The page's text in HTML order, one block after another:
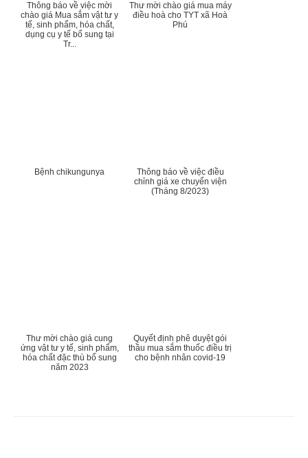
Thông báo về việc mời
chào giá Mua sắm vật tư y
tế, sinh phẩm, hóa chất,
dụng cụ y tế bổ sung tại
Tr...
Thư mời chào giá mua máy
điều hoà cho TYT xã Hoà
Phú
Bệnh chikungunya
Thông báo về việc điều
chỉnh giá xe chuyển viện
(Tháng 8/2023)
Thư mời chào giá cung
ứng vật tư y tế, sinh phẩm,
hóa chất đặc thù bổ sung
năm 2023
Quyết định phê duyệt gói
thầu mua sắm thuốc điều trị
cho bệnh nhân covid-19